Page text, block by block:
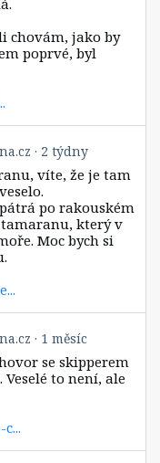
chovám, jako by
poprvé, byl
2 týdny
víte, že je tam
po rakouském
který v
Moc bych si
1 měsíc
se skipperem
Veselé to není, ale